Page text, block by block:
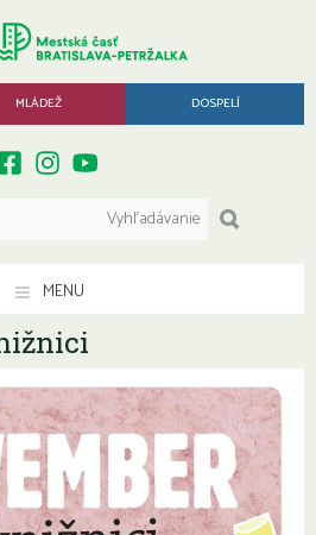
MLÁDEŽ DOSPELÍ
MENU